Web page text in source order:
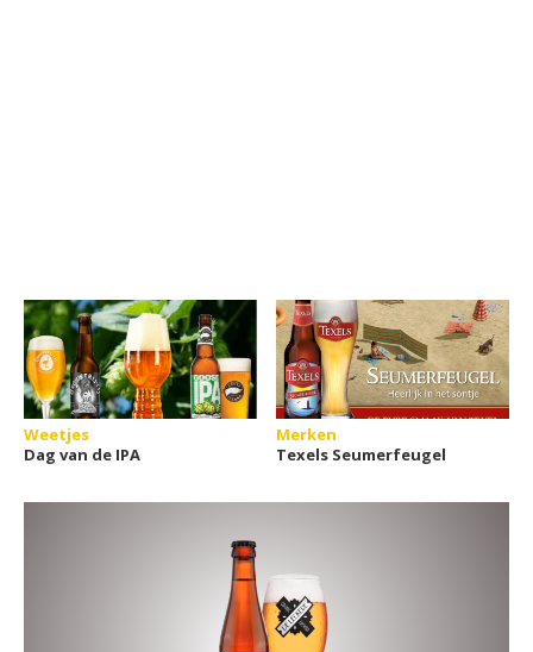
Weetjes
Dag van de IPA
Merken
Texels Seumerfeugel